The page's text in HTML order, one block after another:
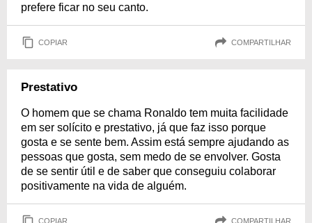
prefere ficar no seu canto.
COPIAR COMPARTILHAR
Prestativo
O homem que se chama Ronaldo tem muita facilidade
em ser solícito e prestativo, já que faz isso porque
gosta e se sente bem. Assim está sempre ajudando as
pessoas que gosta, sem medo de se envolver. Gosta
de se sentir útil e de saber que conseguiu colaborar
positivamente na vida de alguém.
COPIAR COMPARTILHAR